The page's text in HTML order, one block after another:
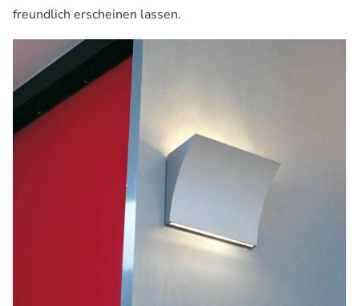
freundlich erscheinen lassen.